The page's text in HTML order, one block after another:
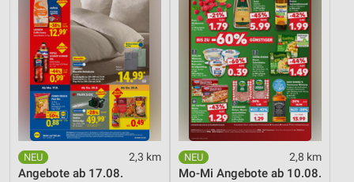
2,3 km
Angebote ab 17.08.
2,8 km
Mo-Mi Angebote ab 10.08.